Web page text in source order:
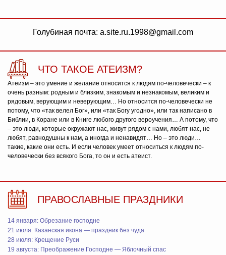
Голубиная почта: a.site.ru.1998@gmail.com
ЧТО ТАКОЕ АТЕИЗМ?
Атеизм – это умение и желание относится к людям по-человечески – к
очень разным: родным и близким, знакомым и незнакомым, великим и
рядовым, верующим и неверующим… Но относится по-человечески не
потому, что «так велел Бог», или «так Богу угодно», или так написано в
Библии, в Коране или в Книге любого другого вероучения… А потому, что
– это люди, которые окружают нас, живут рядом с нами, любят нас, не
любят, равнодушны к нам, а иногда и ненавидят… Но – это люди…
такие, какие они есть. И если человек умеет относиться к людям по-
человечески без всякого Бога, то он и есть атеист.
ПРАВОСЛАВНЫЕ ПРАЗДНИКИ
14 января: Обрезание господне
21 июля: Казанская икона — праздник без чуда
28 июля: Крещение Руси
19 августа: Преображение Господне — Яблочный спас